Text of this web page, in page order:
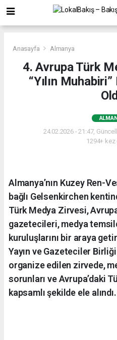
Anasayfa Almanya
4. Avrupa Türk
“Yılın
24.02.2026 - 21:47,
1294+ kez
Almanya’nın Kuzey Ren-
bağlı Gelsenkirchen
Türk Medya Zirvesi,
gazetecileri, medya
kuruluşlarını bir araya
Yayın ve Gazeteciler
organize edilen zirvede,
sorunları ve Avrupa’daki
kapsamlı şekilde ele alındı.